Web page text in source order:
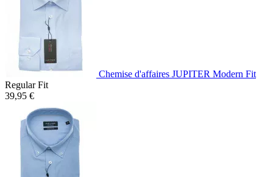
Chemise d'affaires JUPITER Modern Fit
Regular Fit
39,95 €